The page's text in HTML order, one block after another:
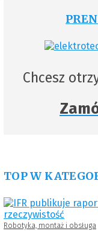
Chcesz
TOP W
Robotyka, montaż i obsługa